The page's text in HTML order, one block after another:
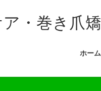
ア・巻き爪
ホーム